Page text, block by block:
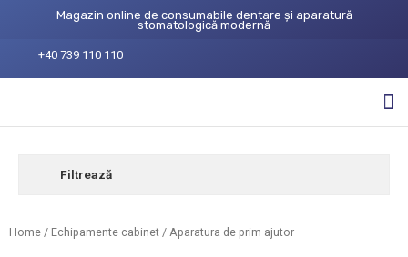
Magazin online de consumabile dentare și aparatură
stomatologică modernă
+40 739 110 110
Filtrează
Home / Echipamente cabinet / Aparatura de prim ajutor